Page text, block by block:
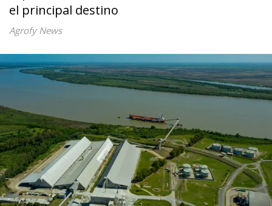
el principal destino
Agrofy News